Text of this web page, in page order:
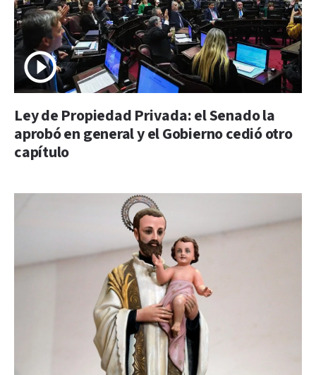
Ley de Propiedad Privada: el Senado la
aprobó en general y el Gobierno cedió otro
capítulo